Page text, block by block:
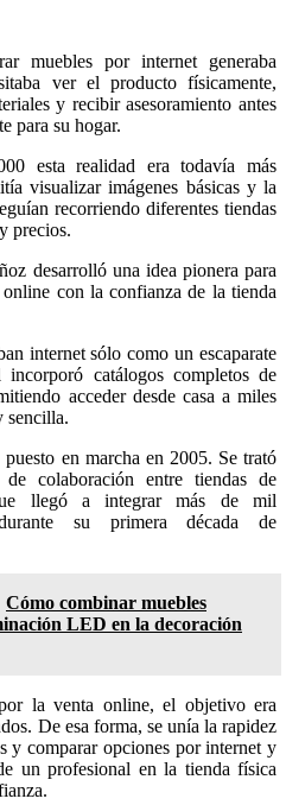
muebles por internet generaba
ver el producto físicamente,
y recibir asesoramiento antes
para su hogar.
esta realidad era todavía más
visualizar imágenes básicas y la
recorriendo diferentes tiendas
precios.
desarrolló una idea pionera para
con la confianza de la tienda
internet sólo como un escaparate
catálogos completos de
acceder desde casa a miles
sencilla.
puesto en marcha en 2005. Se trató
colaboración entre tiendas de
llegó a integrar más de mil
durante su primera década de
Cómo combinar muebles
LED en la decoración
la venta online, el objetivo era
De esa forma, se unía la rapidez
y comparar opciones por internet y
un profesional en la tienda física